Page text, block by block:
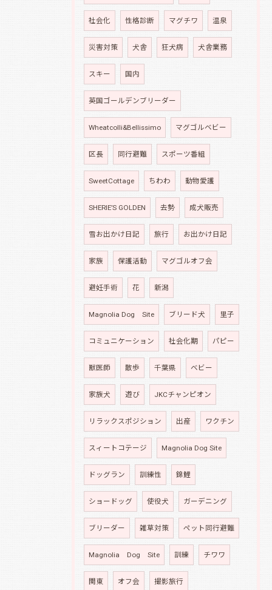
社会化 性格診断 マグチワ 温泉
災害対策 犬舎 狂犬病 犬舎業務
スキー 国内
英国ゴールデンブリーダー
Wheatcolli&Bellissimo マグゴルベビー
区長 同行避難 スポーツ番組
SweetCottage ちわわ 動物愛護
SHERIE’S GOLDEN 去勢 成犬販売
雪お出かけ日記 旅行 お出かけ日記
家族 保護活動 マグゴルオフ会
避妊手術 花 新潟
Magnolia Dog Site ブリード犬 里子
コミュニケーション 社会化期 パピー
獣医師 散歩 千葉県 ベビー
家族犬 遊び JKCチャンピオン
リラックスポジション 出産 ワクチン
スィートコテージ Magnolia Dog Site
ドッグラン 訓練性 錦鯉
ショードッグ 使役犬 ガーデニング
ブリーダー 雑草対策 ペット同行避難
Magnolia Dog Site 訓練 チワワ
関東 オフ会 撮影旅行